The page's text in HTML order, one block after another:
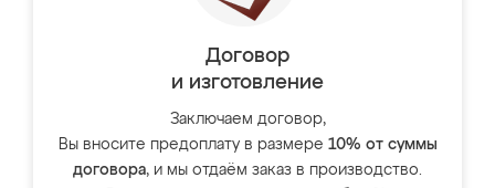
Договор
и изготовление
Заключаем договор,
Вы вносите предоплату в размере 10% от суммы
договора, и мы отдаём заказ в производство.